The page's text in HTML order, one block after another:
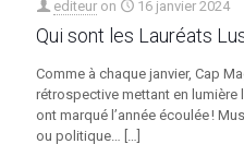
editeur on 16 janvier 2024
Qui sont les Lauréats
Comme à chaque janvier, Cap
rétrospective mettant en
ont marqué l’année écoulée !
ou politique… […]